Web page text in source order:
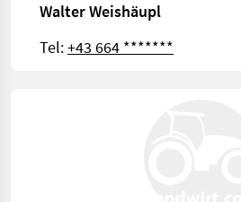
Walter Weishäupl
Tel:+43 664 *******